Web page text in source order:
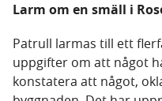
Larm om en smäll i
Patrull larmas till ett
uppgifter om att något
konstatera att något,